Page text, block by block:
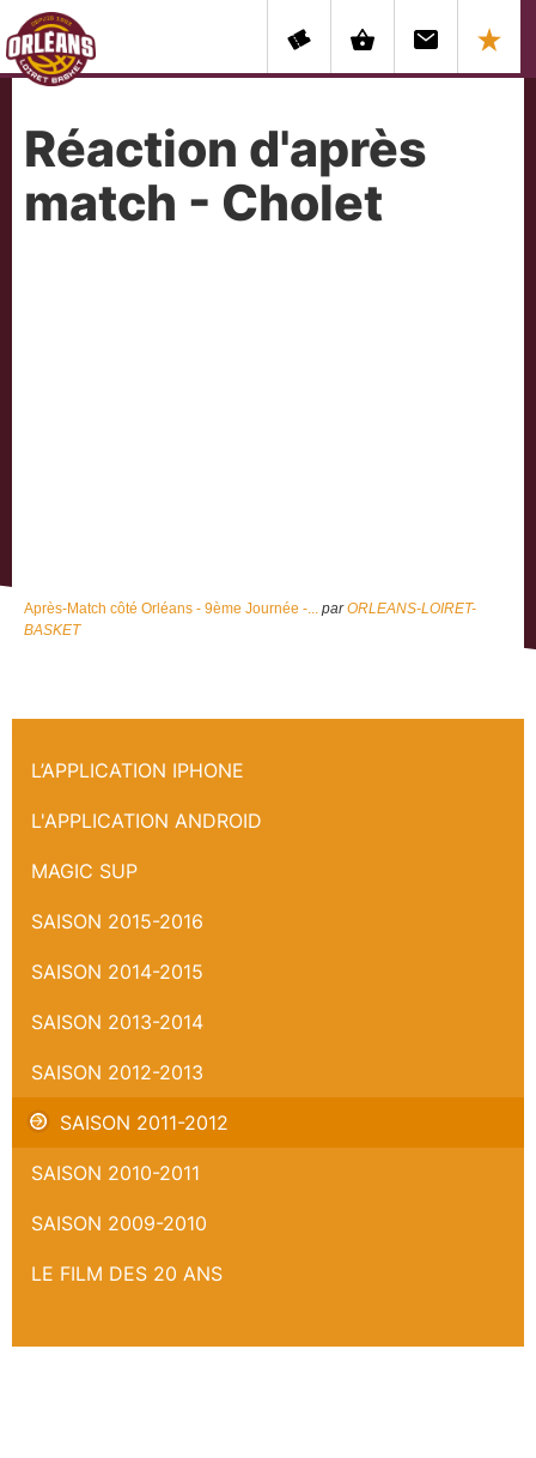
Réaction d'après
match - Cholet
Après-Match côté Orléans - 9ème Journée -... parORLEANS-LOIRET-
BASKET
L’APPLICATION IPHONE
L'APPLICATION ANDROID
MAGIC SUP
SAISON 2015-2016
SAISON 2014-2015
SAISON 2013-2014
SAISON 2012-2013
SAISON 2011-2012
SAISON 2010-2011
SAISON 2009-2010
LE FILM DES 20 ANS